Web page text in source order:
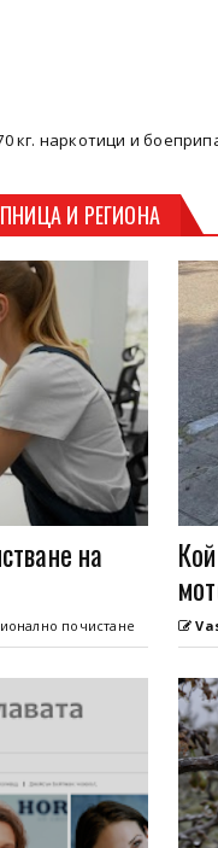
Разкрита е
И РЕГИОНА
на
почистане